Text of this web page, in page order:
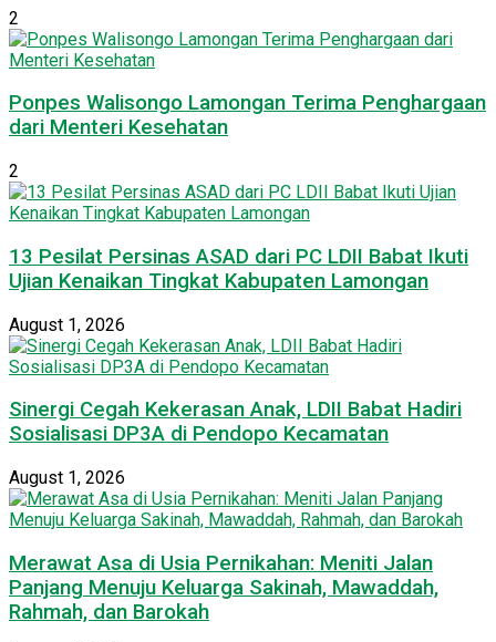
2
Ponpes Walisongo Lamongan Terima Penghargaan
dari Menteri Kesehatan
2
13 Pesilat Persinas ASAD dari PC LDII Babat Ikuti
Ujian Kenaikan Tingkat Kabupaten Lamongan
August 1, 2026
Sinergi Cegah Kekerasan Anak, LDII Babat Hadiri
Sosialisasi DP3A di Pendopo Kecamatan
August 1, 2026
Merawat Asa di Usia Pernikahan: Meniti Jalan
Panjang Menuju Keluarga Sakinah, Mawaddah,
Rahmah, dan Barokah